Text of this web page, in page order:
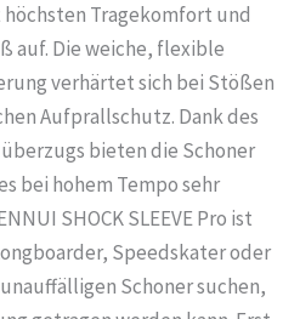
Tragekomfort und
auf. Die weiche, flexible
verhärtet sich bei Stößen
Aufprallschutz. Dank des
bieten die Schoner
bei hohem Tempo sehr
SHOCK SLEEVE Pro ist
Speedskater oder
Schoner suchen,